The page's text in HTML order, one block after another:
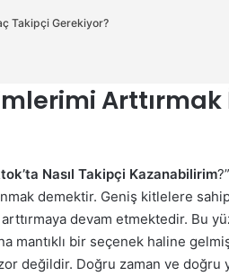
Takipçi Gerekiyor?
Arttırmak
Nasıl Takipçi Kazanabilirim
demektir. Geniş kitlelere
devam etmektedir. Bu
mantıklı bir seçenek haline
değildir. Doğru zaman ve doğru